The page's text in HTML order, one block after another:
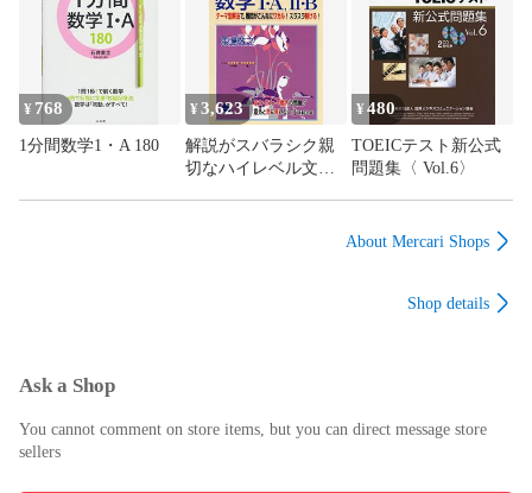
■担当講師■
■検索用キーワード■
宅建/AGAROOT ACADEMY/宅地建物取引士
【発送予定日について】
正午12時まで（日曜日は午前9時まで）のご注文は当日に発送
いたします。正午12時（日曜日は午前9時）以降のご注文は翌
日に発送いたします（土曜日・日曜日・祝日も発送していま
※土曜日・祝日も正午12時までのご注文は当日に発送いたしま
・月曜0時～12時までのご注文：月曜日に発送
・月曜12時～24時までのご注文：火曜日に発送
¥ 768
1分間数学1・A 180
¥3,623
解説がスバラシク親
切なハイレベル文
¥480
TOEICテスト新公式
問題集〈 Vol.6〉
About Mercari Shops
Shop details
Ask a Shop
You cannot comment on store items, but you can direct message store
sellers